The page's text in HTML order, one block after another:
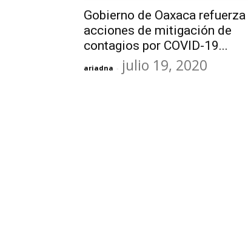
Gobierno de Oaxaca refuerza
acciones de mitigación de
contagios por COVID-19...
ariadna - julio 19, 2020